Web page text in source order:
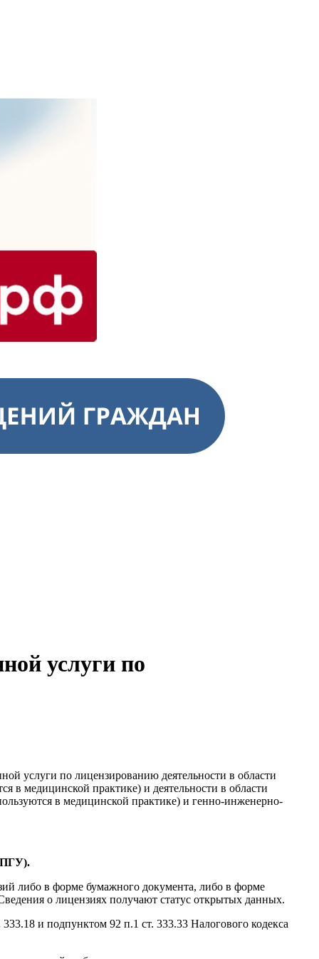
услуги по
услуги по лицензированию деятельности в области
в медицинской практике) и деятельности в области
в медицинской практике) и генно-инженерно-
либо в форме бумажного документа, либо в форме
о лицензиях получают статус открытых данных.
и подпунктом 92 п.1 ст. 333.33 Налогового кодекса